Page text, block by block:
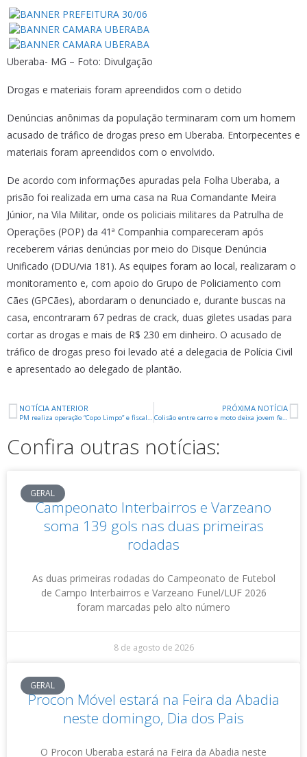
Uberaba- MG – Foto: Divulgação
Drogas e materiais foram apreendidos com o detido
Denúncias anônimas da população terminaram com um homem
acusado de tráfico de drogas preso em Uberaba. Entorpecentes e
materiais foram apreendidos com o envolvido.
De acordo com informações apuradas pela Folha Uberaba, a
prisão foi realizada em uma casa na Rua Comandante Meira
Júnior, na Vila Militar, onde os policiais militares da Patrulha de
Operações (POP) da 41ª Companhia compareceram após
receberem várias denúncias por meio do Disque Denúncia
Unificado (DDU/via 181). As equipes foram ao local, realizaram o
monitoramento e, com apoio do Grupo de Policiamento com
Cães (GPCães), abordaram o denunciado e, durante buscas na
casa, encontraram 67 pedras de crack, duas giletes usadas para
cortar as drogas e mais de R$ 230 em dinheiro. O acusado de
tráfico de drogas preso foi levado até a delegacia de Polícia Civil
e apresentado ao delegado de plantão.
NOTÍCIA ANTERIOR
PM realiza operação “Copo Limpo” e fiscaliza estabelecimentos
PRÓXIMA NOTÍCIA
Colisão entre carro e moto deixa jovem ferido no centro
Confira outras notícias:
GERAL
Campeonato Interbairros e Varzeano
soma 139 gols nas duas primeiras
rodadas
As duas primeiras rodadas do Campeonato de Futebol
de Campo Interbairros e Varzeano Funel/LUF 2026
foram marcadas pelo alto número
8 de agosto de 2026
GERAL
Procon Móvel estará na Feira da Abadia
neste domingo, Dia dos Pais
O Procon Uberaba estará na Feira da Abadia neste